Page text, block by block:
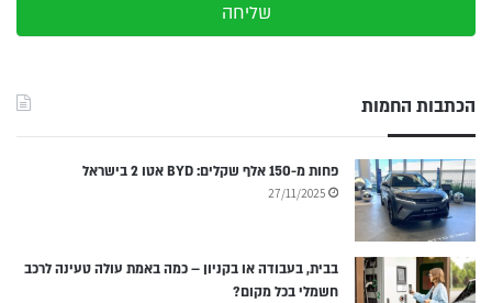
שליחה
הכתבות החמות
פחות מ-150 אלף שקלים: BYD אטו 2 בישראל
27/11/2025
בבית, בעבודה או בקניון – כמה באמת עולה טעינה לרכב
חשמלי בכל מקום?